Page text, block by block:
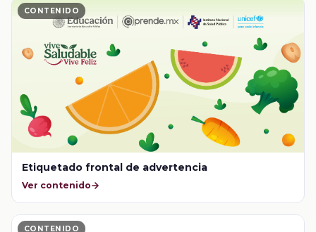
CONTENIDO
Etiquetado frontal de advertencia
Ver contenido
CONTENIDO